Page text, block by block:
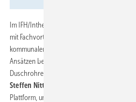
Im IFH/Intherm Forum standen praxisnahe
mit Fachvorträgen zu Wärmepumpen im
kommunaler Wärmeplanung. Auch Start-ups
Ansätzen bei: Die Unocconi GmbH stellte
Duschrohre mit integrierter
Steffen Nittbaur
Plattform, um die relevante Zielgruppe